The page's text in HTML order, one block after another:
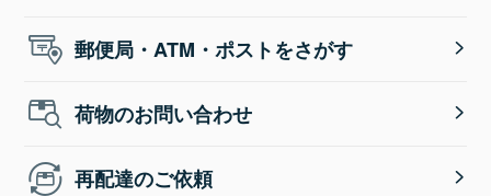
郵便局・ATM・ポストをさがす
荷物のお問い合わせ
再配達のご依頼